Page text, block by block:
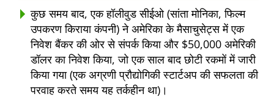
कुछ समय बाद, एक हॉलीवुड सीईओ (सांता मोनिका, फिल्म
उपकरण किराया कंपनी) ने अमेरिका के मैसाचुसेट्स में एक
निवेश बैंकर की ओर से संपर्क किया और $50,000 अमेरिकी
डॉलर का निवेश किया, जो एक साल बाद छोटी रकमों में जारी
किया गया (एक अग्रणी प्रौद्योगिकी स्टार्टअप की सफलता की
परवाह करते समय यह तर्कहीन था)।